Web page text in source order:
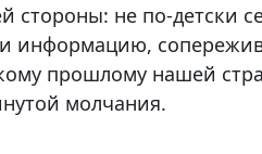
стороны: не по-детски
информацию,
прошлому нашей
молчания.